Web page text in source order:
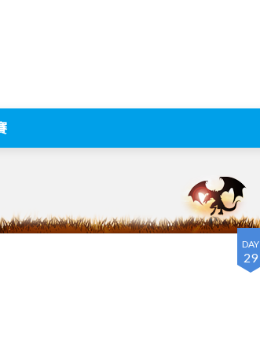
DAY
29